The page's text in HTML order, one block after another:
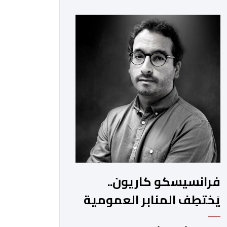
وأكادير وتيكيوين والعروي وأسفي
ووجدة والعيون والدار البيضاء وبني ملال
وابن جرير وطنجة وأصيلة، وذلك في إطار
دينامية داخلية تهدف لضخ دماء جديدة
والاستعانة بكفاءات أمنية شابة
ومتمرسة، […]
فرانسيسكو كاريون..
يَختطِف المنابر العمومية
الإسبانية لتصريف أجندات